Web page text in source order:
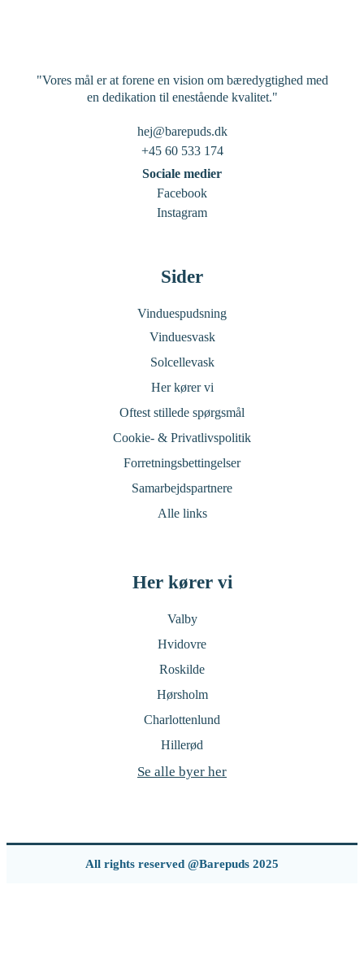
"Vores mål er at forene en vision om bæredygtighed med
en dedikation til enestående kvalitet."
hej@barepuds.dk
+45 60 533 174
Sociale medier
Facebook
Instagram
Sider
Vinduespudsning
Vinduesvask
Solcellevask
Her kører vi
Oftest stillede spørgsmål
Cookie- & Privatlivspolitik
Forretningsbettingelser
Samarbejdspartnere
Alle links
Her kører vi
Valby
Hvidovre
Roskilde
Hørsholm
Charlottenlund
Hillerød
Se alle byer her
All rights reserved @Barepuds 2025